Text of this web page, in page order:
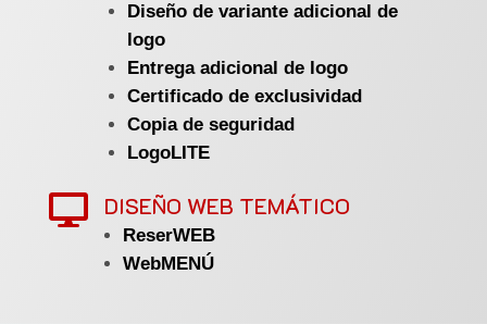
Diseño de variante adicional de
logo
Entrega adicional de logo
Certificado de exclusividad
Copia de seguridad
LogoLITE
 DISEÑO WEB TEMÁTICO
ReserWEB
WebMENÚ